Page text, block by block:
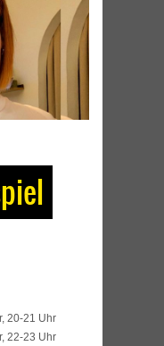
20-21 Uhr
22-23 Uhr